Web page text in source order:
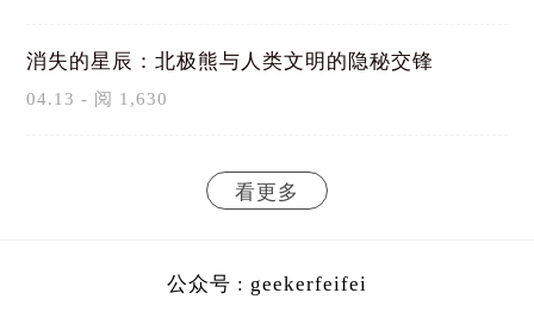
消失的星辰：北极熊与人类文明的隐秘交锋
04.13 - 阅 1,630
看更多
公众号 : geekerfeifei